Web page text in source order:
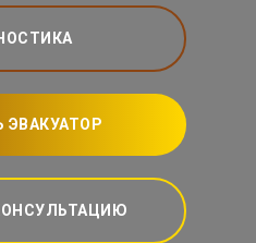
ЭВАКУАТОР